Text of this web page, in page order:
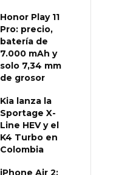
Honor Play 11
Pro: precio,
batería de
7.000 mAh y
solo 7,34 mm
de grosor
Kia lanza la
Sportage X-
Line HEV y el
K4 Turbo en
Colombia
iPhone Air 2: